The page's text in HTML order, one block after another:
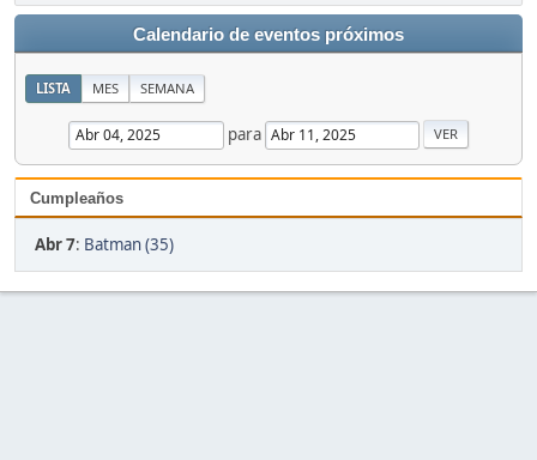
Calendario de eventos próximos
LISTA MES SEMANA
para
Cumpleaños
Abr 7: Batman (35)